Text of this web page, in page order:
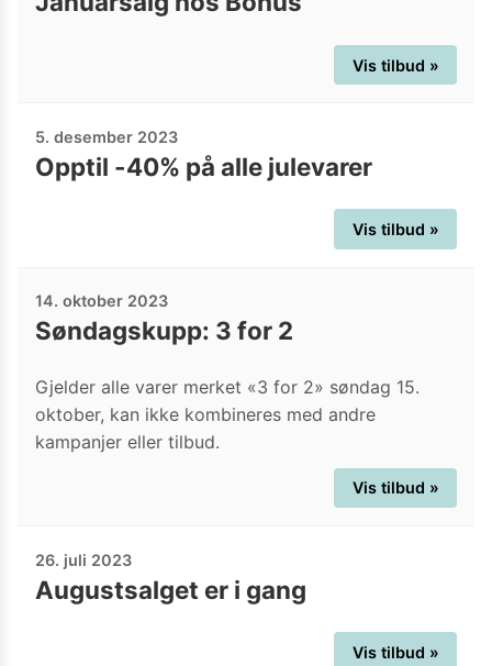
Vis tilbud »
5. desember 2023
Opptil -40% på alle julevarer
Vis tilbud »
14. oktober 2023
Søndagskupp: 3 for 2
Gjelder alle varer merket «3 for 2» søndag 15.
oktober, kan ikke kombineres med andre
kampanjer eller tilbud.
Vis tilbud »
26. juli 2023
Augustsalget er i gang
Vis tilbud »